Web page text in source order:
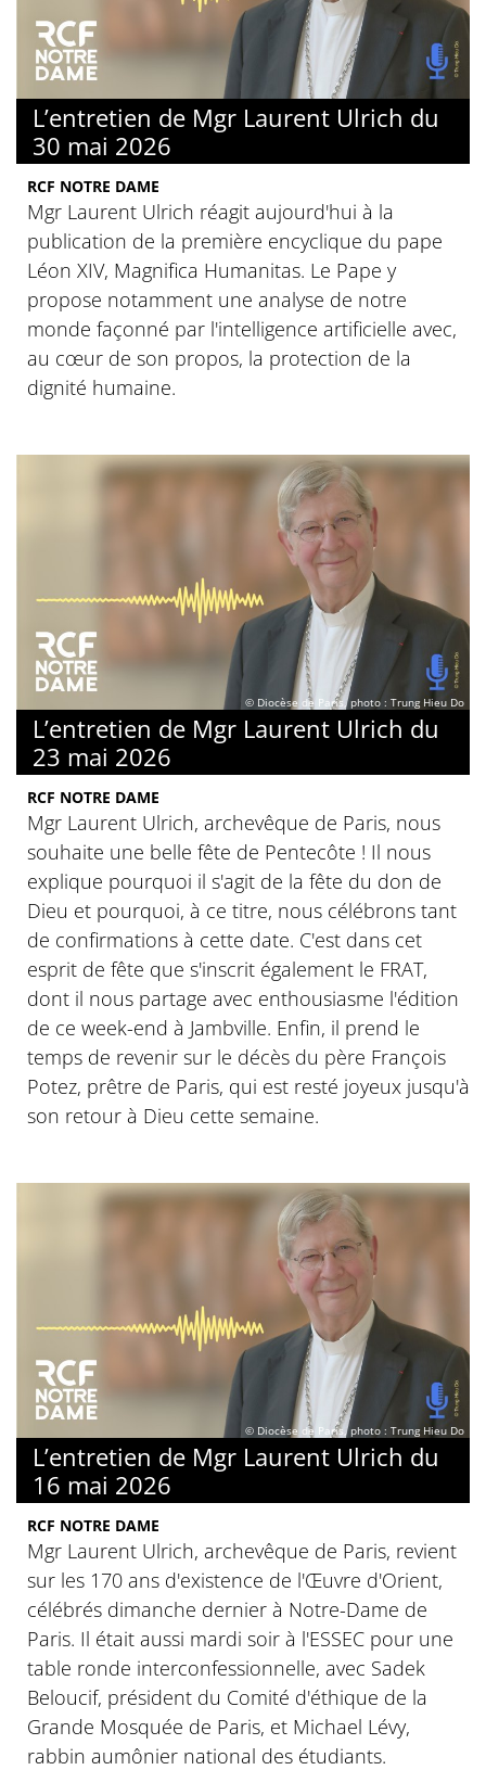
L’entretien de Mgr Laurent Ulrich du
30 mai 2026
RCF NOTRE DAME
Mgr Laurent Ulrich réagit aujourd'hui à la
publication de la première encyclique du pape
Léon XIV, Magnifica Humanitas. Le Pape y
propose notamment une analyse de notre
monde façonné par l'intelligence artificielle avec,
au cœur de son propos, la protection de la
dignité humaine.
© Diocèse de Paris, photo : Trung Hieu Do
L’entretien de Mgr Laurent Ulrich du
23 mai 2026
RCF NOTRE DAME
Mgr Laurent Ulrich, archevêque de Paris, nous
souhaite une belle fête de Pentecôte ! Il nous
explique pourquoi il s'agit de la fête du don de
Dieu et pourquoi, à ce titre, nous célébrons tant
de confirmations à cette date. C'est dans cet
esprit de fête que s'inscrit également le FRAT,
dont il nous partage avec enthousiasme l'édition
de ce week-end à Jambville. Enfin, il prend le
temps de revenir sur le décès du père François
Potez, prêtre de Paris, qui est resté joyeux jusqu'à
son retour à Dieu cette semaine.
© Diocèse de Paris, photo : Trung Hieu Do
L’entretien de Mgr Laurent Ulrich du
16 mai 2026
RCF NOTRE DAME
Mgr Laurent Ulrich, archevêque de Paris, revient
sur les 170 ans d'existence de l'Œuvre d'Orient,
célébrés dimanche dernier à Notre-Dame de
Paris. Il était aussi mardi soir à l'ESSEC pour une
table ronde interconfessionnelle, avec Sadek
Beloucif, président du Comité d'éthique de la
Grande Mosquée de Paris, et Michael Lévy,
rabbin aumônier national des étudiants.